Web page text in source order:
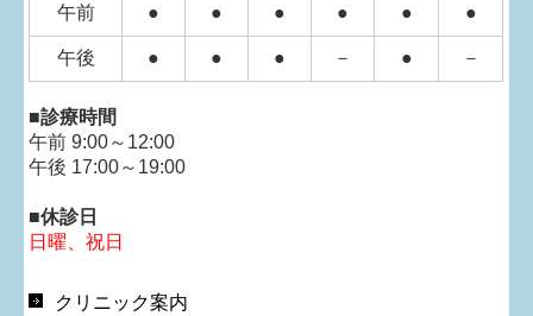
クリニック案内
午前 ● ● ● ● ● ●
午後 ● ● ● － ● －
■診療時間
午前 9:00～12:00
午後 17:00～19:00
■休診日
日曜、祝日